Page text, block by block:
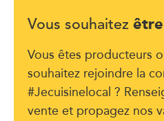
Vous souhaitez
Vous êtes producteurs
souhaitez rejoindre la
#Jecuisinelocal ?
vente et propagez nos